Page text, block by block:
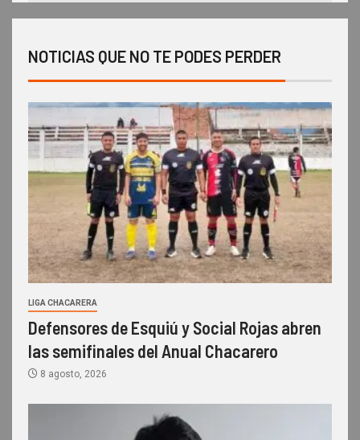
NOTICIAS QUE NO TE PODES PERDER
LIGA CHACARERA
Defensores de Esquiú y Social Rojas abren
las semifinales del Anual Chacarero
8 agosto, 2026